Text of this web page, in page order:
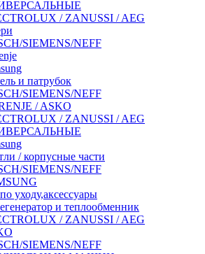
/ ZANUSSI / AEG
SIEMENS/NEFF
и патрубок
SIEMENS/NEFF
/ ASKO
/ ZANUSSI / AEG
/ корпусные части
SIEMENS/NEFF
уходу,аксессуары
и теплообменник
/ ZANUSSI / AEG
SIEMENS/NEFF